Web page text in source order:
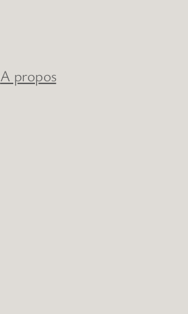
A propos